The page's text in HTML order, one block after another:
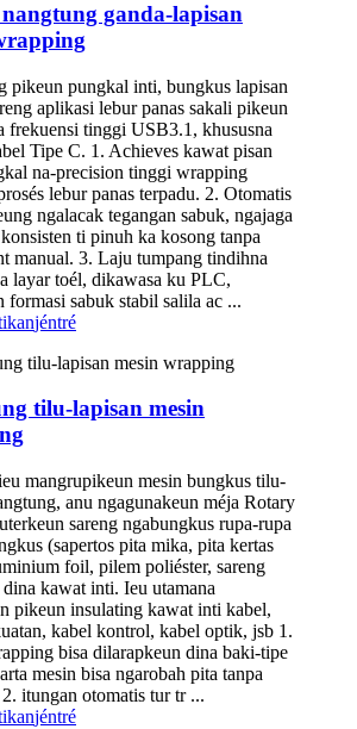
ganda-lapisan
pikeun pungkal inti, bungkus lapisan
aplikasi lebur panas sakali pikeun
frekuensi tinggi USB3.1, khususna
Tipe C. 1. Achieves kawat pisan
na-precision tinggi wrapping
lebur panas terpadu. 2. Otomatis
ngalacak tegangan sabuk, ngajaga
ti pinuh ka kosong tanpa
manual. 3. Laju tumpang tindihna
layar toél, dikawasa ku PLC,
formasi sabuk stabil salila ac ...
jéntré
tilu-lapisan mesin
mangrupikeun mesin bungkus tilu-
anu ngagunakeun méja Rotary
sareng ngabungkus rupa-rupa
(sapertos pita mika, pita kertas
foil, pilem poliéster, sareng
dina kawat inti. Ieu utamana
pikeun insulating kawat inti kabel,
kabel kontrol, kabel optik, jsb 1.
bisa dilarapkeun dina baki-tipe
mesin bisa ngarobah pita tanpa
itungan otomatis tur tr ...
jéntré